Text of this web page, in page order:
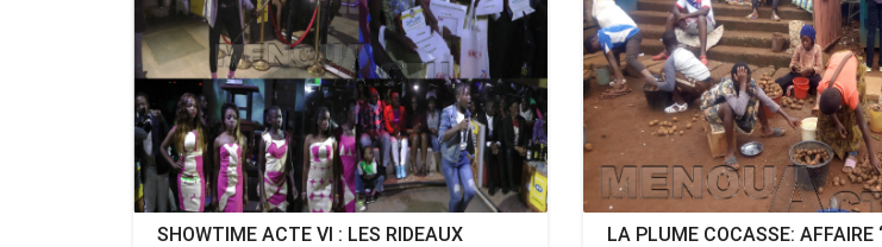
SHOWTIME ACTE VI : LES RIDEAUX
LA PLUME COCASSE: AFFAIRE